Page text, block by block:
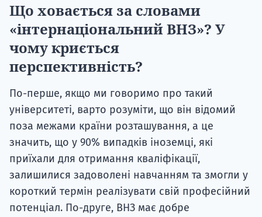
Що ховається за словами
«інтернаціональний ВНЗ»? У
чому криється
перспективність?
По-перше, якщо ми говоримо про такий
університеті, варто розуміти, що він відомий
поза межами країни розташування, а це
значить, що у 90% випадків іноземці, які
приїхали для отримання кваліфікації,
залишилися задоволені навчанням та змогли у
короткий термін реалізувати свій професійний
потенціал. По-друге, ВНЗ має добре